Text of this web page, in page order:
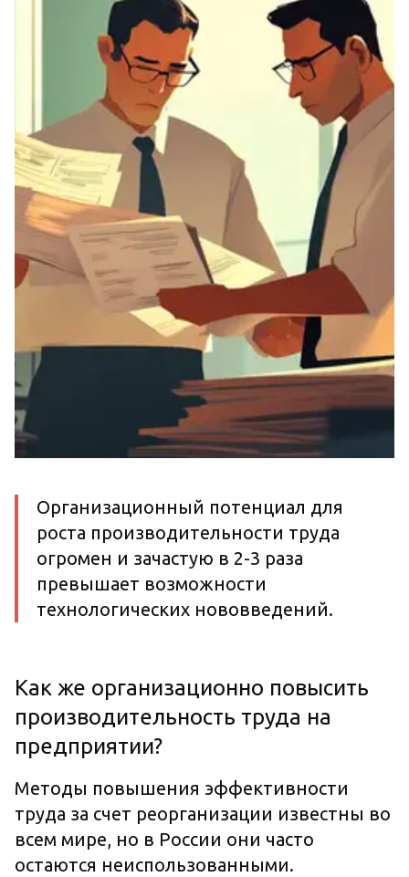
Организационный потенциал для
роста производительности труда
огромен и зачастую в 2-3 раза
превышает возможности
технологических нововведений.
Как же организационно повысить
производительность труда на
предприятии?
Методы повышения эффективности
труда за счет реорганизации известны во
всем мире, но в России они часто
остаются неиспользованными.